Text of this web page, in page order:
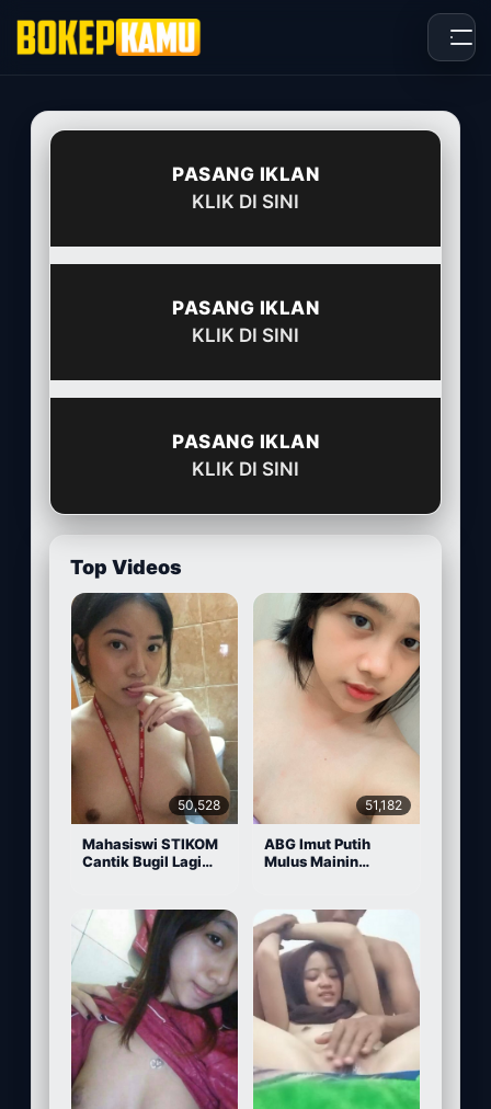
PASANG IKLAN
KLIK DI SINI
PASANG IKLAN
KLIK DI SINI
PASANG IKLAN
KLIK DI SINI
Top Videos
50,528
Mahasiswi STIKOM
Cantik Bugil Lagi
51,182
ABG Imut Putih
Mulus Mainin